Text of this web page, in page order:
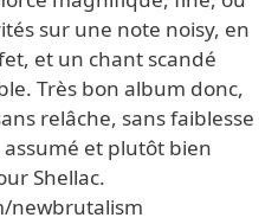
sur une note noisy, en
et un chant scandé
Très bon album donc,
relâche, sans faiblesse
et plutôt bien
Shellac.
newbrutalism